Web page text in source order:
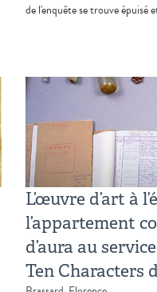
de l'enquête se trouve épuisé
L’œuvre d’art à
l’appartement
d’aura au
Ten Characters